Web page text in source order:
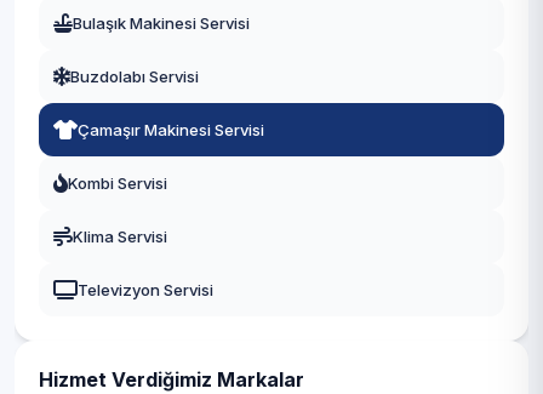
Bulaşık Makinesi Servisi
Buzdolabı Servisi
Çamaşır Makinesi Servisi
Kombi Servisi
Klima Servisi
Televizyon Servisi
Hizmet Verdiğimiz Markalar